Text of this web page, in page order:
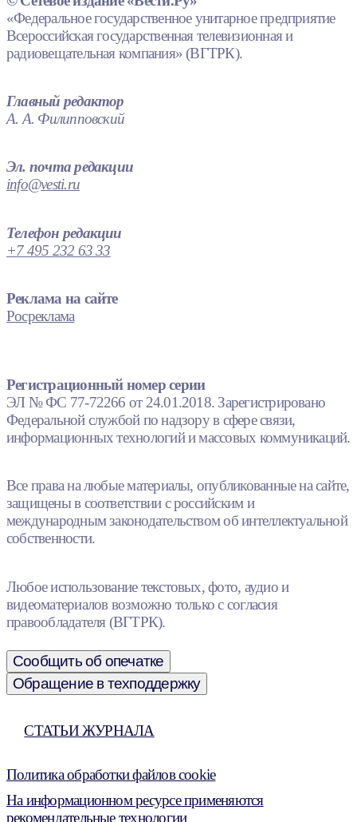
«Федеральное государственное унитарное предприятие
Всероссийская государственная телевизионная и
радиовещательная компания» (ВГТРК).
Главный редактор
А. А. Филипповский
Эл. почта редакции
info@vesti.ru
Телефон редакции
+7 495 232 63 33
Реклама на сайте
Росреклама
Регистрационный номер серии
ЭЛ № ФС 77-72266 от 24.01.2018. Зарегистрировано
Федеральной службой по надзору в сфере связи,
информационных технологий и массовых коммуникаций.
Все права на любые материалы, опубликованные на сайте,
защищены в соответствии с российским и
международным законодательством об интеллектуальной
собственности.
Любое использование текстовых, фото, аудио и
видеоматериалов возможно только с согласия
правообладателя (ВГТРК).
Сообщить об опечатке
Обращение в техподдержку
СТАТЬИ ЖУРНАЛА
Политика обработки файлов cookie
На информационном ресурсе применяются
рекомендательные технологии